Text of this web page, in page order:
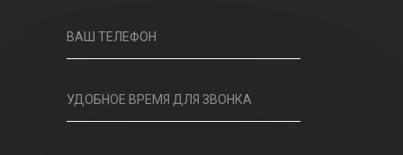
ВАШ ТЕЛЕФОН
УДОБНОЕ ВРЕМЯ ДЛЯ ЗВОНКА